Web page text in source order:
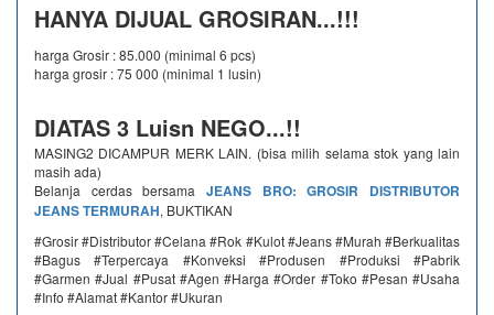
HANYA DIJUAL GROSIRAN...!!!
harga Grosir : 85.000 (minimal 6 pcs)
harga grosir : 75 000 (minimal 1 lusin)
DIATAS 3 Luisn NEGO...!!
MASING2 DICAMPUR MERK LAIN. (bisa milih selama stok yang lain
masih ada)
Belanja cerdas bersama JEANS BRO: GROSIR DISTRIBUTOR
JEANS TERMURAH, BUKTIKAN
#Grosir #Distributor #Celana #Rok #Kulot #Jeans #Murah #Berkualitas
#Bagus #Terpercaya #Konveksi #Produsen #Produksi #Pabrik
#Garmen #Jual #Pusat #Agen #Harga #Order #Toko #Pesan #Usaha
#Info #Alamat #Kantor #Ukuran